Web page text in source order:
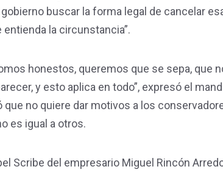
buscar la forma legal de cancelar
entienda la circunstancia”.
honestos, queremos que se sepa, que
y esto aplica en todo”, expresó el
no quiere dar motivos a los
es igual a otros.
Scribe del empresario Miguel Rincón